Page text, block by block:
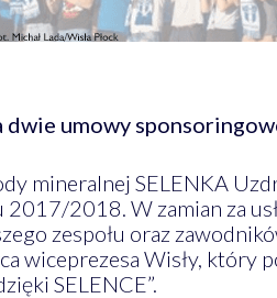
dwie umowy
mineralnej SELENKA
2017/2018. W zamian za
zespołu oraz
wiceprezesa Wisły, który
SELENCE”.